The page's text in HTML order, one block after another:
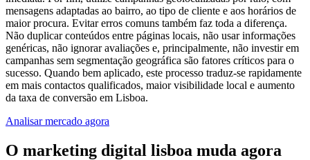
mensagens adaptadas ao bairro, ao tipo de cliente e aos horários de
maior procura. Evitar erros comuns também faz toda a diferença.
Não duplicar conteúdos entre páginas locais, não usar informações
genéricas, não ignorar avaliações e, principalmente, não investir em
campanhas sem segmentação geográfica são fatores críticos para o
sucesso. Quando bem aplicado, este processo traduz-se rapidamente
em mais contactos qualificados, maior visibilidade local e aumento
da taxa de conversão em Lisboa.
Analisar mercado agora
O marketing digital lisboa muda agora